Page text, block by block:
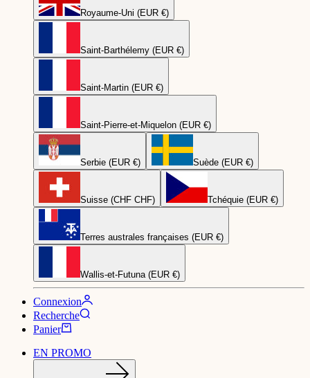
Royaume-Uni (EUR €)
Saint-Barthélemy (EUR €)
Saint-Martin (EUR €)
Saint-Pierre-et-Miquelon (EUR €)
Serbie (EUR €) Suède (EUR €)
Suisse (CHF CHF) Tchéquie (EUR €)
Terres australes françaises (EUR €)
Wallis-et-Futuna (EUR €)
Connexion
Recherche
Panier
EN PROMO